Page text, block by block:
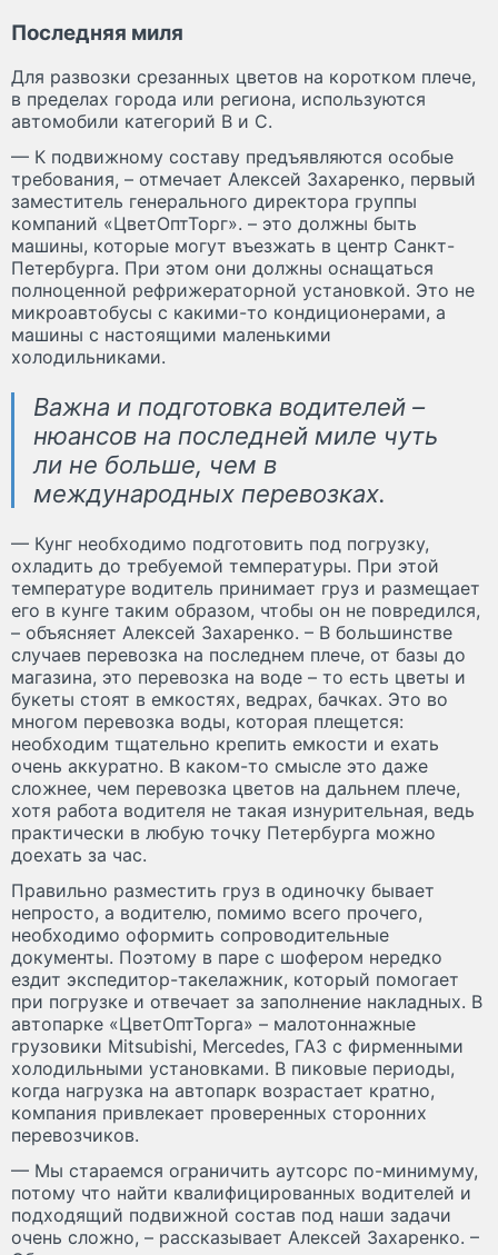
Последняя миля
Для развозки срезанных цветов на коротком плече,
в пределах города или региона, используются
автомобили категорий В и С.
— К подвижному составу предъявляются особые
требования, – отмечает Алексей Захаренко, первый
заместитель генерального директора группы
компаний «ЦветОптТорг». – это должны быть
машины, которые могут въезжать в центр Санкт-
Петербурга. При этом они должны оснащаться
полноценной рефрижераторной установкой. Это не
микроавтобусы с какими-то кондиционерами, а
машины с настоящими маленькими
холодильниками.
Важна и подготовка водителей –
нюансов на последней миле чуть
ли не больше, чем в
международных перевозках.
— Кунг необходимо подготовить под погрузку,
охладить до требуемой температуры. При этой
температуре водитель принимает груз и размещает
его в кунге таким образом, чтобы он не повредился,
– объясняет Алексей Захаренко. – В большинстве
случаев перевозка на последнем плече, от базы до
магазина, это перевозка на воде – то есть цветы и
букеты стоят в емкостях, ведрах, бачках. Это во
многом перевозка воды, которая плещется:
необходим тщательно крепить емкости и ехать
очень аккуратно. В каком-то смысле это даже
сложнее, чем перевозка цветов на дальнем плече,
хотя работа водителя не такая изнурительная, ведь
практически в любую точку Петербурга можно
доехать за час.
Правильно разместить груз в одиночку бывает
непросто, а водителю, помимо всего прочего,
необходимо оформить сопроводительные
документы. Поэтому в паре с шофером нередко
ездит экспедитор-такелажник, который помогает
при погрузке и отвечает за заполнение накладных. В
автопарке «ЦветОптТорга» – малотоннажные
грузовики Mitsubishi, Mercedes, ГАЗ с фирменными
холодильными установками. В пиковые периоды,
когда нагрузка на автопарк возрастает кратно,
компания привлекает проверенных сторонних
перевозчиков.
— Мы стараемся ограничить аутсорс по-минимуму,
потому что найти квалифицированных водителей и
подходящий подвижной состав под наши задачи
очень сложно, – рассказывает Алексей Захаренко. –